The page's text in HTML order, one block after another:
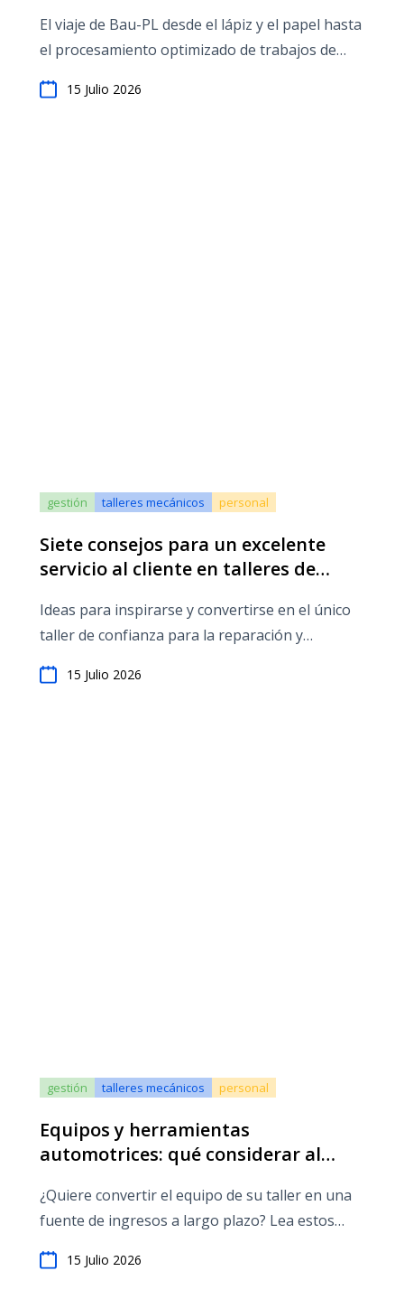
El viaje de Bau-PL desde el lápiz y el papel hasta
el procesamiento optimizado de trabajos de
15 Julio 2026
gestión talleres mecánicos personal
Siete consejos para un excelente
servicio al cliente en talleres de
Ideas para inspirarse y convertirse en el único
taller de confianza para la reparación y
15 Julio 2026
gestión talleres mecánicos personal
Equipos y herramientas
automotrices: qué considerar al
automóviles
¿Quiere convertir el equipo de su taller en una
fuente de ingresos a largo plazo? Lea estos
inicial
15 Julio 2026